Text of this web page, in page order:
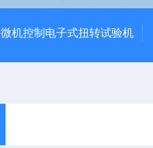
微机控制电子式扭转试验机